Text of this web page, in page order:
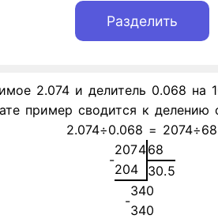
2.074 и делитель 0.068 на
пример сводится к
2.074÷0.068 = 2074÷68
-
207468
204 30.5
-
340
340